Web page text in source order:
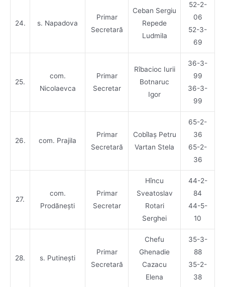
24. s. Napadova
Primar
Secretară
Ceban Sergiu
Repede
Ludmila
52-2-
06
52-3-
69
25.
com.
Nicolaevca
Primar
Secretar
Rîbacioc Iurii
Botnaruc
Igor
36-3-
99
36-3-
99
26. com. Prajila
Primar
Secretară
Cobîlaș Petru
Vartan Stela
65-2-
36
65-2-
36
27.
com.
Prodănești
Primar
Secretar
Hîncu
Sveatoslav
Rotari
Serghei
44-2-
84
44-5-
10
28. s. Putinești
Primar
Secretară
Chefu
Ghenadie
Cazacu
Elena
35-3-
88
35-2-
38